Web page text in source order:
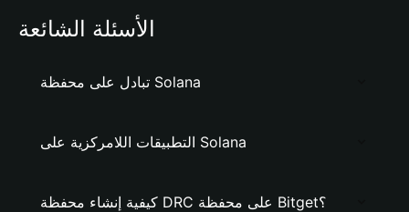
الأسئلة الشائعة
تبادل على محفظة Solana
التطبيقات اللامركزية على Solana
كيفية إنشاء محفظة DRC على محفظة Bitget؟